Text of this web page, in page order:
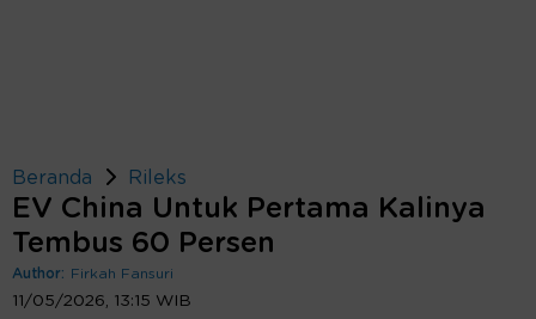
Beranda Rileks
EV China Untuk Pertama Kalinya
Tembus 60 Persen
Author: Firkah Fansuri
11/05/2026, 13:15 WIB